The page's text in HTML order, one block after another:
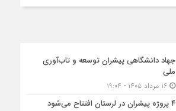
جهاد دانشگاهی پیشران توسعه و تاب‌آوری
ملی
۱۶ مرداد ۱۴۰۵ - ۱۹:۰۴
۴ پروژه پیشران در لرستان افتتاح می‌شود